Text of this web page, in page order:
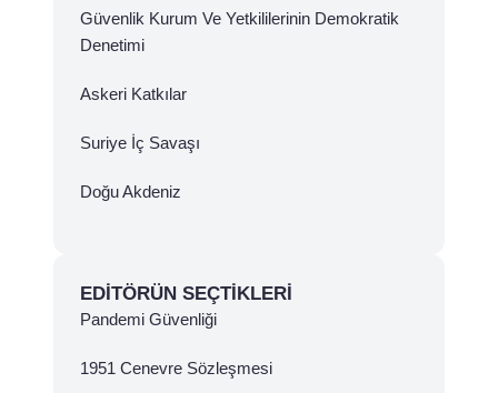
Güvenlik Kurum Ve Yetkililerinin Demokratik
Denetimi
Askeri Katkılar
Suriye İç Savaşı
Doğu Akdeniz
EDITÖRÜN SEÇTIKLERI
Pandemi Güvenliği
1951 Cenevre Sözleşmesi